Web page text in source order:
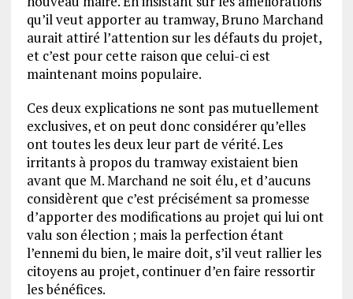
qu’il veut apporter au tramway, Bruno Marchand
aurait attiré l’attention sur les défauts du projet,
et c’est pour cette raison que celui-ci est
maintenant moins populaire.
Ces deux explications ne sont pas mutuellement
exclusives, et on peut donc considérer qu’elles
ont toutes les deux leur part de vérité. Les
irritants à propos du tramway existaient bien
avant que M. Marchand ne soit élu, et d’aucuns
considèrent que c’est précisément sa promesse
d’apporter des modifications au projet qui lui ont
valu son élection ; mais la perfection étant
l’ennemi du bien, le maire doit, s’il veut rallier les
citoyens au projet, continuer d’en faire ressortir
les bénéfices.